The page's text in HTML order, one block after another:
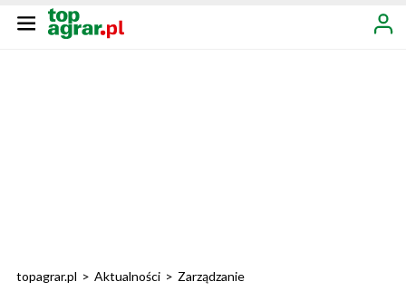
topagrar.pl > Aktualności > Zarządzanie